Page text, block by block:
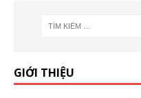
GIỚI THIỆU